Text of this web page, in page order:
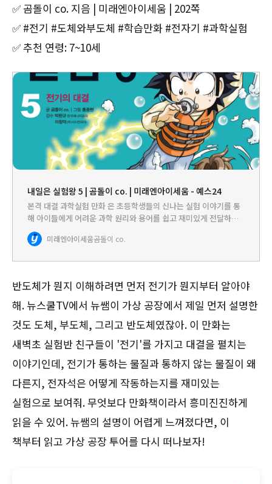
✅ 곰돌이 co. 지음 | 미래엔아이세움 | 202쪽
✅ #전기 #도체와부도체 #학습만화 #전자기 #과학실험
✅ 추천 연령: 7~10세
내일은 실험왕 5 | 곰돌이 co. | 미래엔아이세움 - 예스24
본격 대결 과학실험 만화 은 초등학생들의 신나는 실험 이야기를 통
해 아이들에게 어려운 과학 원리와 용어를 쉽고 재미있게 전달하는
실험 대결 만화입니다. 개성 만점 주인공들은 박진감 넘치는 실험 대
결을 통해 초등학교 고학년과 중학 교과서에 수록된 다양한 실험
미래엔아이세움곰돌이 co.
반도체가 뭔지 이해하려면 먼저 전기가 뭔지부터 알아야
해. 뉴스쿨TV에서 뉴쌤이 가상 공장에서 제일 먼저 설명한
것도 도체, 부도체, 그리고 반도체였잖아. 이 만화는
새벽초 실험반 친구들이 '전기'를 가지고 대결을 펼치는
이야기인데, 전기가 통하는 물질과 통하지 않는 물질이 왜
다른지, 전자석은 어떻게 작동하는지를 재미있는
실험으로 보여줘. 무엇보다 만화책이라서 흥미진진하게
읽을 수 있어. 뉴쌤의 설명이 어렵게 느껴졌다면, 이
책부터 읽고 가상 공장 투어를 다시 떠나보자!